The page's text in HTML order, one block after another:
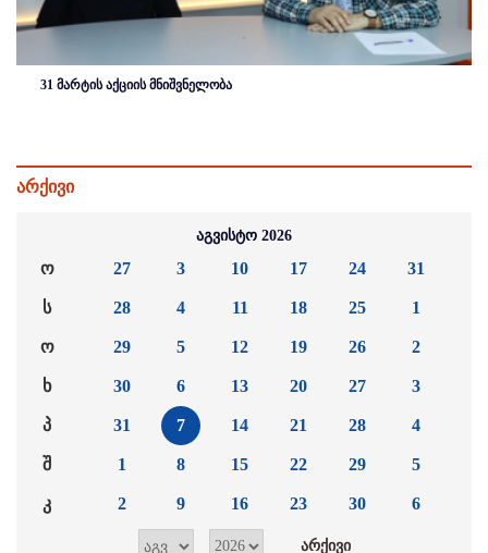
31 მარტის აქციის მნიშვნელობა
არქივი
აგვისტო 2026
ო
ს
ო
ხ
პ
შ
კ
27
28
29
30
31
1
2
3
4
5
6
7
8
9
10
11
12
13
14
15
16
17
18
19
20
21
22
23
24
25
26
27
28
29
30
31
1
2
3
4
5
6